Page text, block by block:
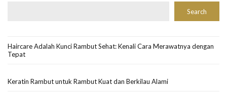
Search
Haircare Adalah Kunci Rambut Sehat: Kenali Cara Merawatnya dengan
Tepat
Keratin Rambut untuk Rambut Kuat dan Berkilau Alami